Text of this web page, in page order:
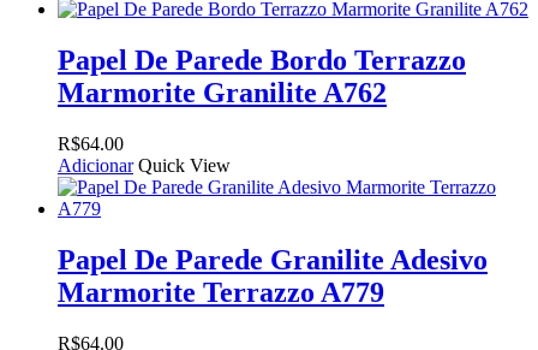
Papel De Parede Bordo Terrazzo
Marmorite Granilite A762
R$64.00
Adicionar Quick View
Papel De Parede Granilite Adesivo
Marmorite Terrazzo A779
R$64.00